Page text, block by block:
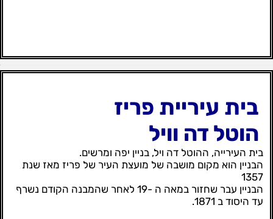
בית עיריית פריז
הוטל דה וויל
בית העירייה, ההוטל דה ויל, בניין יפה ומרשים.
הבניין הוא מקום מושבה של מועצת העיר של פריז מאז שנת
1357
הבניין עבר שחזור במאה ה -19 לאחר שהמבנה הקודם נשרף
עד היסוד ב 1871.